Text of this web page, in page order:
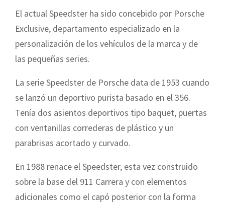
El actual Speedster ha sido concebido por Porsche
Exclusive, departamento especializado en la
personalización de los vehículos de la marca y de
las pequeñas series.
La serie Speedster de Porsche data de 1953 cuando
se lanzó un deportivo purista basado en el 356.
Tenía dos asientos deportivos tipo baquet, puertas
con ventanillas correderas de plástico y un
parabrisas acortado y curvado.
En 1988 renace el Speedster, esta vez construido
sobre la base del 911 Carrera y con elementos
adicionales como el capó posterior con la forma